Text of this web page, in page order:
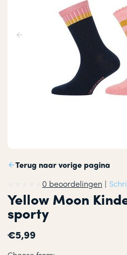
Terug naar vorige pagina
0 beoordelingen |
Yellow Moon
sporty
€5,99